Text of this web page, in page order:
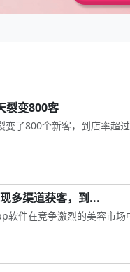
裂变800客
了800个新客，到店率超
多渠道获客，到...
软件在竞争激烈的美容市场